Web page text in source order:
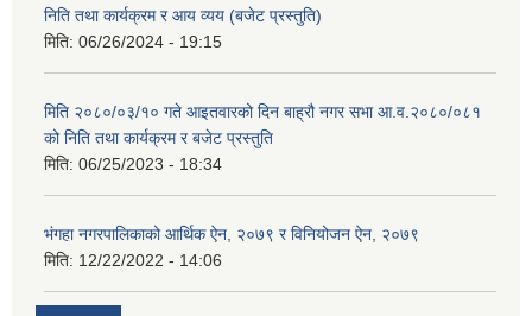
निति तथा कार्यक्रम र आय व्यय (बजेट प्रस्तुति)
मिति: 06/26/2024 - 19:15
मिति २०८०/०३/१० गते आइतवारको दिन बाह्रौ नगर सभा आ.व.२०८०/०८१
को निति तथा कार्यक्रम र बजेट प्रस्तुति
मिति: 06/25/2023 - 18:34
भंगहा नगरपालिकाको आर्थिक ऐन, २०७९ र विनियोजन ऐन, २०७९
मिति: 12/22/2022 - 14:06